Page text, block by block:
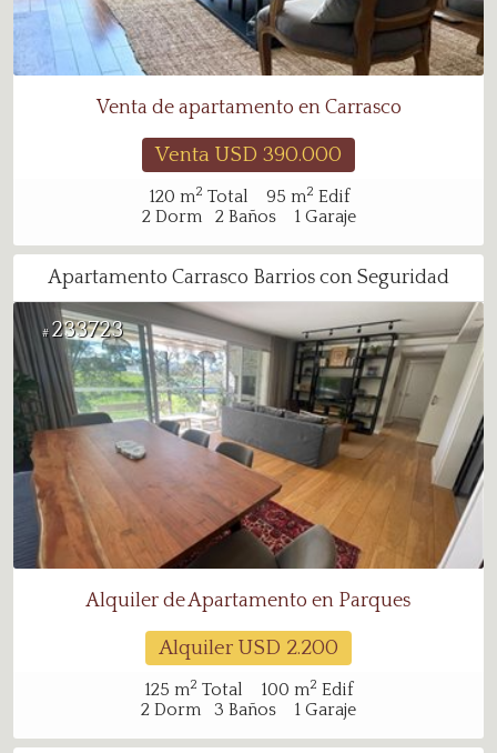
Venta de apartamento en Carrasco
Venta USD 390.000
120 m2 Total 95 m2 Edif
2Dorm 2Baños 1Garaje
Apartamento Carrasco Barrios con Seguridad
# 233723
Alquiler de Apartamento en Parques
Alquiler USD 2.200
125 m2 Total 100 m2 Edif
2 Dorm 3 Baños 1 Garaje